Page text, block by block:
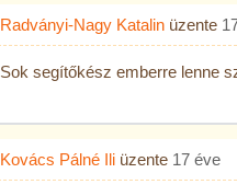
Radványi-Nagy Katalin üzente
Sok segítőkész emberre lenne
Kovács Pálné Ili üzente 17 éve